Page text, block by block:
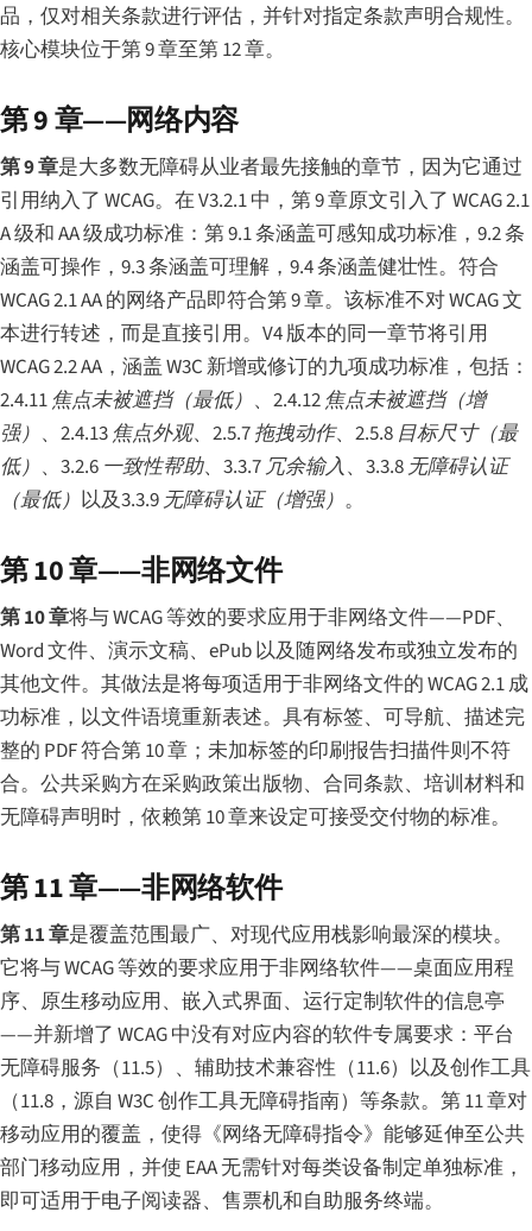
品，仅对相关条款进行评估，并针对指定条款声明合规性。
核心模块位于第 9 章至第 12 章。
第 9 章——网络内容
第 9 章是大多数无障碍从业者最先接触的章节，因为它通过
引用纳入了 WCAG。在 V3.2.1 中，第 9 章原文引入了 WCAG 2.1
A 级和 AA 级成功标准：第 9.1 条涵盖可感知成功标准，9.2 条
涵盖可操作，9.3 条涵盖可理解，9.4 条涵盖健壮性。符合
WCAG 2.1 AA 的网络产品即符合第 9 章。该标准不对 WCAG 文
本进行转述，而是直接引用。V4 版本的同一章节将引用
WCAG 2.2 AA，涵盖 W3C 新增或修订的九项成功标准，包括：
2.4.11 焦点未被遮挡（最低） 、 2.4.12 焦点未被遮挡（增
强） 、 2.4.13 焦点外观、 2.5.7 拖拽动作、 2.5.8 目标尺寸（最
低） 、 3.2.6 一致性帮助、 3.3.7 冗余输入、 3.3.8 无障碍认证
（最低） 以及3.3.9 无障碍认证（增强） 。
第 10 章——非网络文件
第 10 章将与 WCAG 等效的要求应用于非网络文件——PDF、
Word 文件、演示文稿、ePub 以及随网络发布或独立发布的
其他文件。其做法是将每项适用于非网络文件的 WCAG 2.1 成
功标准，以文件语境重新表述。具有标签、可导航、描述完
整的 PDF 符合第 10 章；未加标签的印刷报告扫描件则不符
合。公共采购方在采购政策出版物、合同条款、培训材料和
无障碍声明时，依赖第 10 章来设定可接受交付物的标准。
第 11 章——非网络软件
第 11 章是覆盖范围最广、对现代应用栈影响最深的模块。
它将与 WCAG 等效的要求应用于非网络软件——桌面应用程
序、原生移动应用、嵌入式界面、运行定制软件的信息亭
——并新增了 WCAG 中没有对应内容的软件专属要求：平台
无障碍服务（11.5）、辅助技术兼容性（11.6）以及创作工具
（11.8，源自 W3C 创作工具无障碍指南）等条款。第 11 章对
移动应用的覆盖，使得《网络无障碍指令》能够延伸至公共
部门移动应用，并使 EAA 无需针对每类设备制定单独标准，
即可适用于电子阅读器、售票机和自助服务终端。